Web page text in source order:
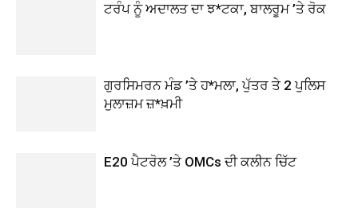
ਟਰੰਪ ਨੂੰ ਅਦਾਲਤ ਦਾ ਝ*ਟਕਾ, ਬਾਲਰੂਮ ’ਤੇ ਰੋਕ
ਗੁਰਸਿਮਰਨ ਮੰਡ ’ਤੇ ਹ*ਮਲਾ, ਪੁੱਤਰ ਤੇ 2 ਪੁਲਿਸ
ਮੁਲਾਜ਼ਮ ਜ਼*ਖ਼ਮੀ
E20 ਪੈਟਰੋਲ ’ਤੇ OMCs ਦੀ ਕਲੀਨ ਚਿੱਟ